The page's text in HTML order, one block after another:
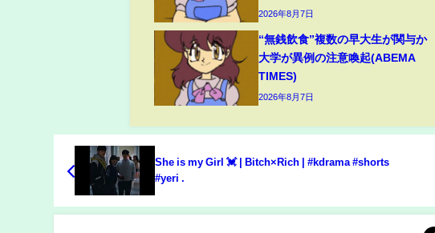
2026年8月7日
“無銭飲食”複数の早大生が関与か
大学が異例の注意喚起(ABEMA
TIMES)
2026年8月7日
She is my Girl 💓 | Bitch×Rich | #kdrama #shorts
#yeri .